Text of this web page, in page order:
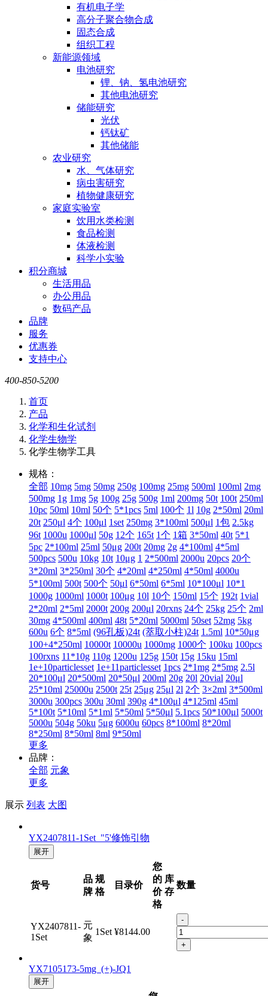
有机电子学
高分子聚合物合成
固态合成
组织工程
新能源领域
电池研究
锂、钠、氢电池研究
其他电池研究
储能研究
光伏
钙钛矿
其他储能
农业研究
水、气体研究
病虫害研究
植物健康研究
家庭实验室
饮用水类检测
食品检测
体液检测
科学小实验
积分商城
生活用品
办公用品
数码产品
品牌
服务
优惠券
支持中心
400-850-5200
首页
产品
化学和生化试剂
化学生物学
化学生物学工具
规格：
全部 10mg 5mg 50mg 250g 100mg 25mg 500ml 100ml 2mg
500mg 1g 1mg 5g 100g 25g 500g 1ml 200mg 50t 100t 250ml
10pc 50ml 10ml 50个 5*1pcs 5ml 100个 1l 10g 2*50ml 20ml
20t 250μl 4个 100μl 1set 250mg 3*100ml 500μl 1包 2.5kg
96t 1000u 1000μl 50g 12个 165t 1个 1箱 3*50ml 40t 5*1
5pc 2*100ml 25ml 50μg 200t 20mg 2g 4*100ml 4*5ml
500pcs 500u 10kg 10t 10μg 1 2*500ml 2000u 20pcs 20个
3*20ml 3*250ml 30个 4*20ml 4*250ml 4*50ml 4000u
5*100ml 500t 500个 50μl 6*50ml 6*5ml 10*100μl 10*1
1000g 1000ml 1000t 100μg 10l 10个 150ml 15个 192t 1vial
2*20ml 2*5ml 2000t 200g 200μl 20rxns 24个 25kg 25个 2ml
30mg 4*500ml 400ml 48t 5*20ml 5000ml 50set 52mg 5kg
600u 6个 8*5ml (96孔板)24t (萃取小柱)24t 1.5ml 10*50μg
100+4*250ml 10000t 10000u 1000mg 1000个 100ku 100pcs
100rxns 11*10g 110g 1200u 125g 150t 15g 15ku 15ml
1e+10particlesset 1e+11particlesset 1pcs 2*1mg 2*5mg 2.5l
20*100μl 20*500ml 20*50μl 200ml 20g 20l 20vial 20μl
25*10ml 25000u 2500t 25t 25μg 25μl 2l 2个 3×2ml 3*500ml
3000u 300pcs 300u 30ml 390g 4*100μl 4*125ml 45ml
5*100t 5*10ml 5*1ml 5*50ml 5*50μl 5.1pcs 50*100μl 5000t
5000u 504g 50ku 5μg 6000u 60pcs 8*100ml 8*20ml
8*250ml 8*50ml 8ml 9*50ml
更多
品牌：
全部 元象
更多
展示 列表 大图
YX2407811-1Set "5'修饰引物
展开
货号
品
牌
规
格
目录价
您
的
价
格
库
存
数量
YX2407811-
1Set
元
象
1Set ¥8144.00
-
+
YX7105173-5mg (+)-JQ1
展开